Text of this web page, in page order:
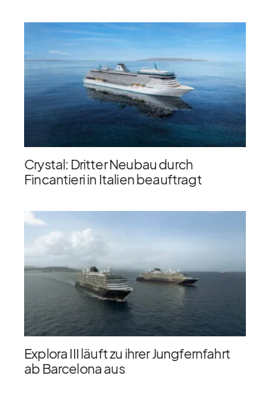
Crystal: Dritter Neubau durch
Fincantieri in Italien beauftragt
Explora III läuft zu ihrer Jungfernfahrt
ab Barcelona aus